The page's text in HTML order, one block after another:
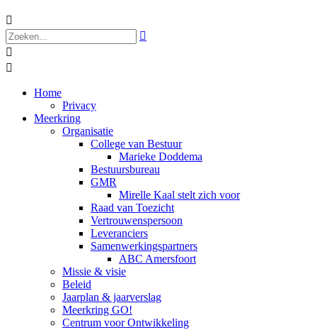




Home
Privacy
Meerkring
Organisatie
College van Bestuur
Marieke Doddema
Bestuursbureau
GMR
Mirelle Kaal stelt zich voor
Raad van Toezicht
Vertrouwenspersoon
Leveranciers
Samenwerkingspartners
ABC Amersfoort
Missie & visie
Beleid
Jaarplan & jaarverslag
Meerkring GO!
Centrum voor Ontwikkeling